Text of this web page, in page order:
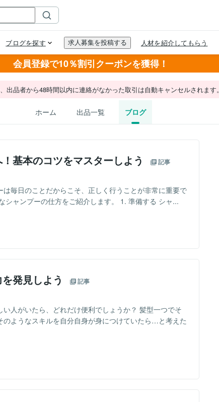
会員登録で10％割引クーポンを獲得！
品者から48時間以内に連絡がなかった取引は自動キャンセルされます。
ホーム 出品一覧 ブログ
基本のコツをマスターしよう 記事
毎日のことだからこそ、正しく行うことが非常に重要で
ャンプーの仕方をご紹介します。 1. 準備する シャ...
発見しよう 記事
人がいたら、どれだけ便利でしょうか？ 髪型一つでそ
ようなスキルを自分自身が身につけていたら…と考えた